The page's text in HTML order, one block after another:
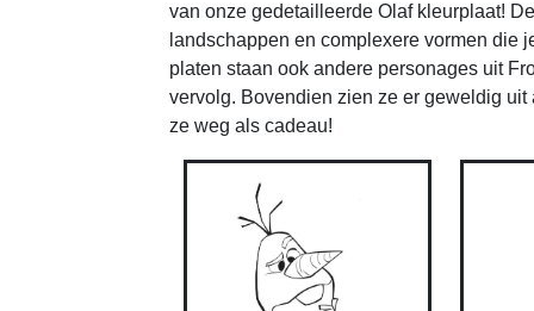
van onze gedetailleerde Olaf kleurplaat!
landschappen en complexere vormen die
platen staan ook andere personages uit
vervolg. Bovendien zien ze er geweldig
ze weg als cadeau!